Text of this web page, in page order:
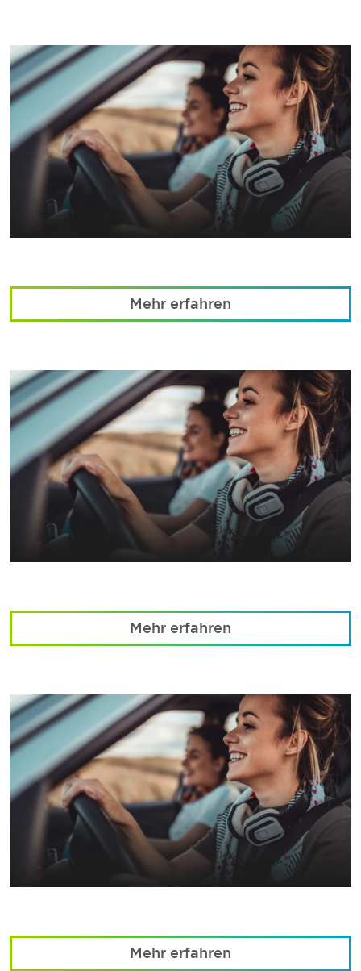
Mehr erfahren
Mehr erfahren
Mehr erfahren